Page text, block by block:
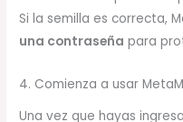
Si la semilla es correcta,
una contraseña para
4. Comienza a usar
Una vez que hayas